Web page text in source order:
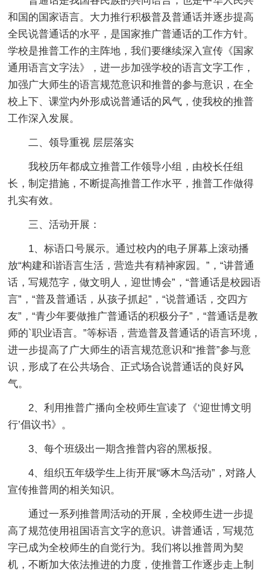
和国的国家语言。大力推行积极普及普通话并逐步提高
全民说普通话的水平，是国家推广普通话的工作方针。
学校是推普工作的主阵地，我们要继续深入宣传《国家
通用语言文字法》，进一步加强学校的语言文字工作，
加强广大师生的语言规范意识和推普的参与意识，在全
校上下、课堂内外形成说普通话的风气，使我校的推普
工作深入发展。
二、领导重视 层层落实
我校历年都成立推普工作领导小组，由校长任组
长，制定措施，不断提高推普工作水平，推普工作做得
扎实有效。
三、活动开展：
1、标语口号展示。通过校内的电子屏幕上滚动播
放“构建和谐语言生活，营造共有精神家园。”，“讲普通
话，写规范字，做文明人，迎世博会”，“普通话是校园语
言”，“普及普通话，从孩子抓起”，“说普通话，交四方
友”，“青少年要做推广普通话的积极分子”，“普通话是教
师的`职业语言。”等标语，营造普及普通话的语言环境，
进一步提高了广大师生的语言规范意识和“推普”参与意
识，形成了在公共场合、正式场合说普通话的良好风
气。
2、利用推普广播向全校师生宣读了《‘迎世博文明
行’倡议书》。
3、每个班级出一期含推普内容的黑板报。
4、组织五年级学生上街开展“啄木鸟活动”，对路人
宣传推普周的相关知识。
通过一系列推普周活动的开展，全校师生进一步提
高了规范使用祖国语言文字的意识。讲普通话，写规范
字已成为全校师生的自觉行为。我们将以推普周为契
机，不断加大依法推进的力度，使推普工作逐步走上制